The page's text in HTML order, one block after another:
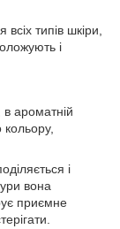
типів шкіри,
і
в ароматній
кольору,
і
вона
приємне